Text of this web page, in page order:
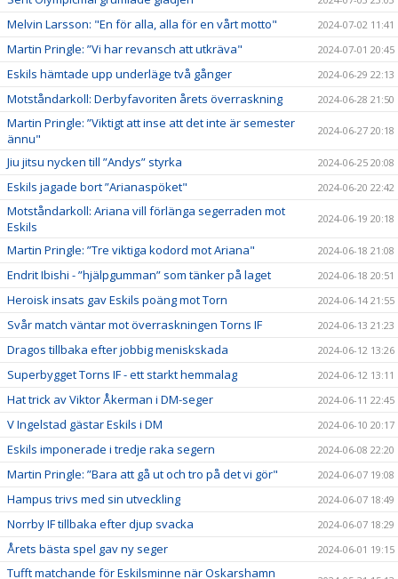
Melvin Larsson: "En för alla, alla för en vårt motto" 2024-07-02 11:41
Martin Pringle: ”Vi har revansch att utkräva" 2024-07-01 20:45
Eskils hämtade upp underläge två gånger 2024-06-29 22:13
Motståndarkoll: Derbyfavoriten årets överraskning 2024-06-28 21:50
Martin Pringle: ”Viktigt att inse att det inte är semester
ännu"
2024-06-27 20:18
Jiu jitsu nycken till ”Andys” styrka 2024-06-25 20:08
Eskils jagade bort ”Arianaspöket" 2024-06-20 22:42
Motståndarkoll: Ariana vill förlänga segerraden mot
Eskils
2024-06-19 20:18
Martin Pringle: ”Tre viktiga kodord mot Ariana" 2024-06-18 21:08
Endrit Ibishi - ”hjälpgumman” som tänker på laget 2024-06-18 20:51
Heroisk insats gav Eskils poäng mot Torn 2024-06-14 21:55
Svår match väntar mot överraskningen Torns IF 2024-06-13 21:23
Dragos tillbaka efter jobbig meniskskada 2024-06-12 13:26
Superbygget Torns IF - ett starkt hemmalag 2024-06-12 13:11
Hat trick av Viktor Åkerman i DM-seger 2024-06-11 22:45
V Ingelstad gästar Eskils i DM 2024-06-10 20:17
Eskils imponerade i tredje raka segern 2024-06-08 22:20
Martin Pringle: ”Bara att gå ut och tro på det vi gör" 2024-06-07 19:08
Hampus trivs med sin utveckling 2024-06-07 18:49
Norrby IF tillbaka efter djup svacka 2024-06-07 18:29
Årets bästa spel gav ny seger 2024-06-01 19:15
Tufft matchande för Eskilsminne när Oskarshamn